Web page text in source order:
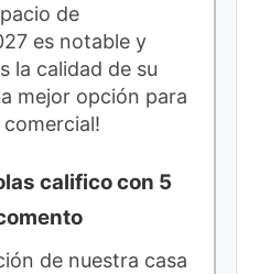
de
es notable y
la calidad de su
mejor opción para
califico con 5
de nuestra casa